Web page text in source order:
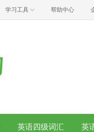
学习工具 帮助中心
英语四级词汇 英